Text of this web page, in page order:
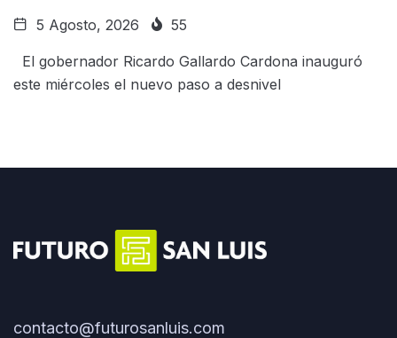
5 Agosto, 2026 55
El gobernador Ricardo Gallardo Cardona inauguró
este miércoles el nuevo paso a desnivel
contacto@futurosanluis.com